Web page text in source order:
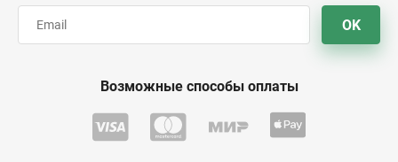
OK
Возможные способы оплаты